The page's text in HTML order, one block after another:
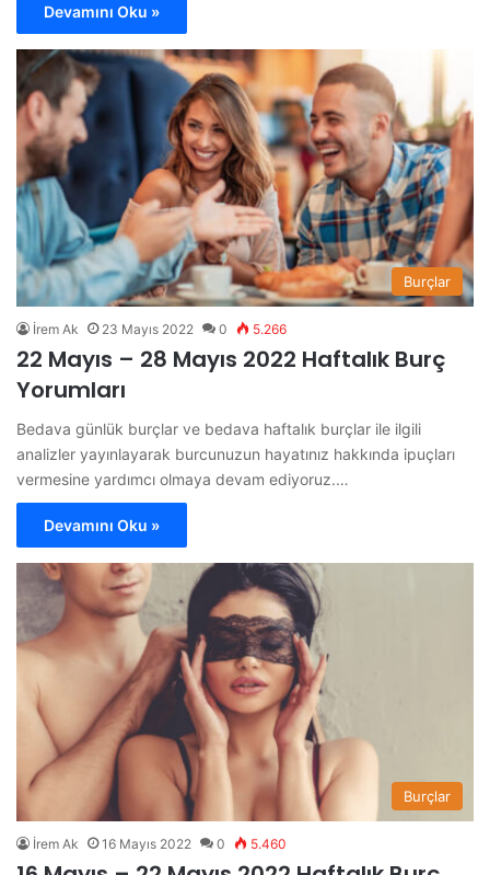
Devamını Oku »
Burçlar
İrem Ak 23 Mayıs 2022 0 5.266
22 Mayıs – 28 Mayıs 2022 Haftalık Burç
Yorumları
Bedava günlük burçlar ve bedava haftalık burçlar ile ilgili
analizler yayınlayarak burcunuzun hayatınız hakkında ipuçları
vermesine yardımcı olmaya devam ediyoruz.…
Devamını Oku »
Burçlar
İrem Ak 16 Mayıs 2022 0 5.460